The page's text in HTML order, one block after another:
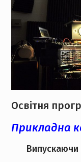
Освітня
Прикладна
Випускаючи